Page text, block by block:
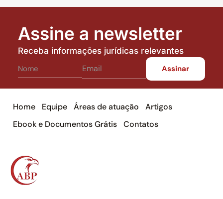
Assine a newsletter
Receba informações jurídicas relevantes
Home Equipe Áreas de atuação
Artigos
Ebook e Documentos Grátis
Contatos